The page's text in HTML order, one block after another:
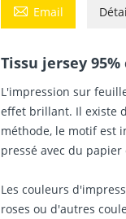
 Email
Tissu jersey
L'impression sur
effet brillant. Il existe
méthode, le motif est
pressé avec du
Les couleurs
roses ou d'autres